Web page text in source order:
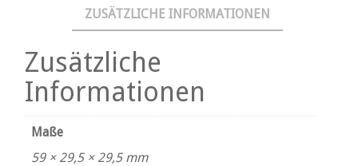
ZUSÄTZLICHE INFORMATIONEN
Zusätzliche
Informationen
Maße
59 × 29,5 × 29,5 mm